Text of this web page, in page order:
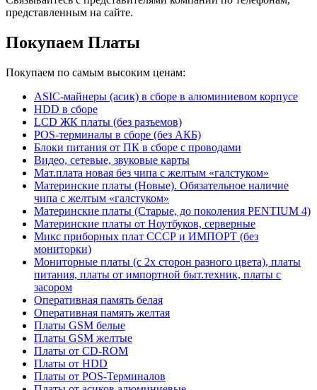
представленным на сайте.
Покупаем Платы
Покупаем по самым высоким ценам:
ASIC-майнеры (асик) в сборе в алюминиевом корпусе
HDD в сборе
LCD ЖК платы (без разъемов)
POS-терминалы в сборе (без АКБ)
Блоки питания от ПК в сборе с проводами
Видео, сетевые, звуковые карты
Мат.плата новая без чипа с желтым «галстуком»
Материнские платы (Новые). Обязательное наличие
чипа с желтым «галстуком»
Материнские платы (Старые, до поколения PENTIUM 4)
Материнские платы от Ноутбуков, серверные
Микс приборных плат СССР и ИМПОРТ (без
мониторки)
Мониторные платы (с 2х сторон разного цвета), платы
питания, платы от импортной быт.техник, платы с
засором
Оперативная память белая
Оперативная память желтая
Платы GSM белые
Платы GSM желтые
Платы от CD-ROM
Платы от HDD
Платы от POS-Терминалов